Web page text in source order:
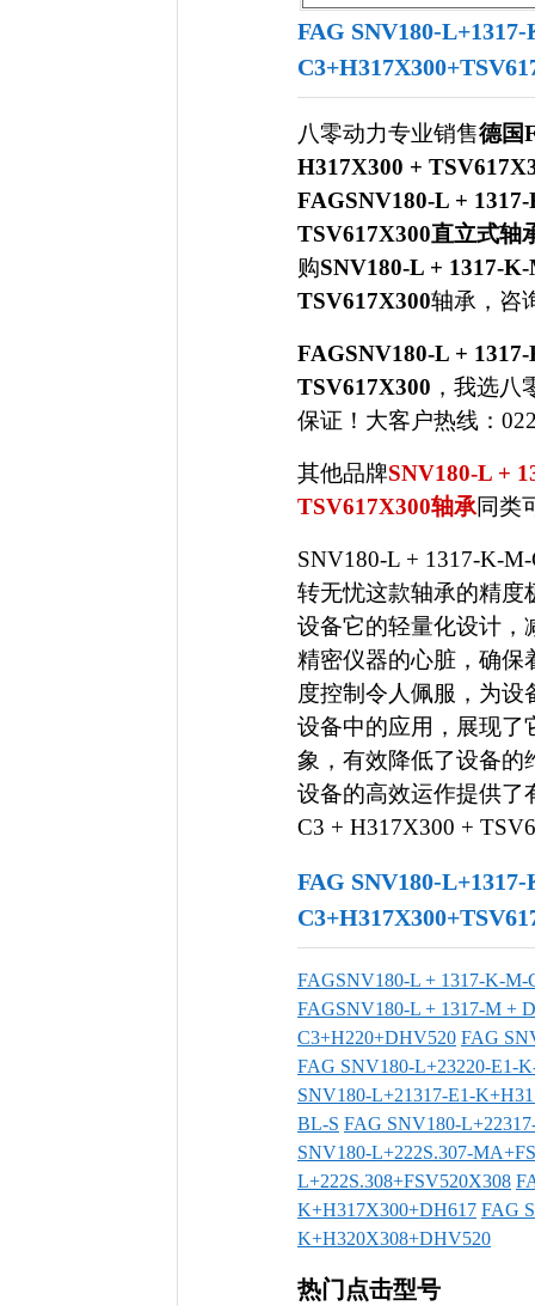
FAG SNV180-
八零动力专业销售德国
H317X300 +
FAGSNV180-L +
TSV617X300直立式轴
购SNV180-L + 1317-
TSV617X300轴承，咨
FAGSNV180-L +
TSV617X300 ，我选
保证！大客户热线：
其他品牌SNV180-L +
TSV617X300轴承同类
SNV180-L + 1317-K-
转无忧这款轴承的精度
设备它的轻量化设计，
精密仪器的心脏，确保
度控制令人佩服，为
设备中的应用，展现了
象，有效降低了设备的
设备的高效运作提供了
C3 + H317X300 +
FAG SNV180-
FAGSNV180-L + 1317-K-
FAGSNV180-L + 1317-M +
C3+H220+DHV520 FAG
FAG SNV180-L+23220-E1-
SNV180-L+21317-E1-
BL-S FAG SNV180-
SNV180-L+222S.307-
L+222S.308+FSV520X308
K+H317X300+DH617 FAG
K+H320X308+DHV520
热门点击型号